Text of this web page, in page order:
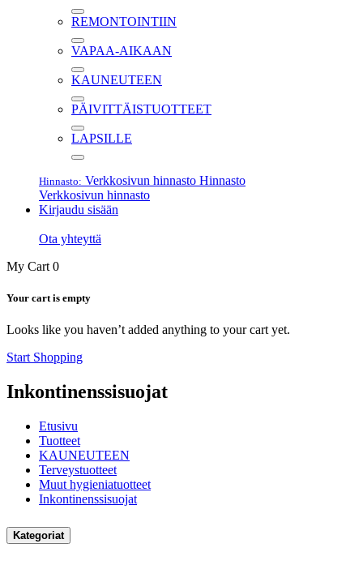
REMONTOINTIIN
VAPAA-AIKAAN
KAUNEUTEEN
PÄIVITTÄISTUOTTEET
LAPSILLE
Hinnasto: Verkkosivun hinnasto Hinnasto
Verkkosivun hinnasto
Kirjaudu sisään
Ota yhteyttä
My Cart 0
Your cart is empty
Looks like you haven’t added anything to your cart yet.
Start Shopping
Inkontinenssisuojat
Etusivu
Tuotteet
KAUNEUTEEN
Terveystuotteet
Muut hygieniatuotteet
Inkontinenssisuojat
Kategoriat